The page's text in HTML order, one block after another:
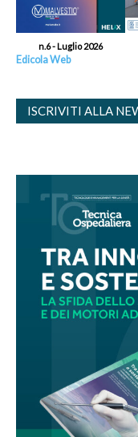
n.6 - Luglio 2026
Edicola Web
ISCRIVITI ALLA